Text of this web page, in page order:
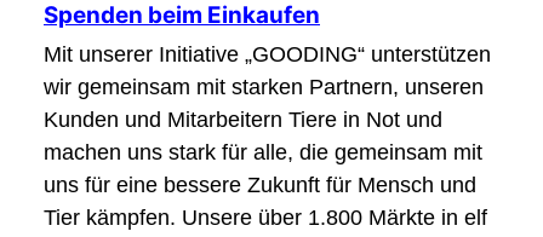
Spenden beim Einkaufen
Mit unserer Initiative „GOODING“ unterstützen
wir gemeinsam mit starken Partnern, unseren
Kunden und Mitarbeitern Tiere in Not und
machen uns stark für alle, die gemeinsam mit
uns für eine bessere Zukunft für Mensch und
Tier kämpfen. Unsere über 1.800 Märkte in elf